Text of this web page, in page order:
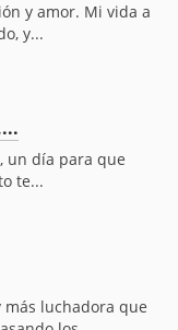
y amor. Mi vida a
y...
un día para que
te...
luchadora que